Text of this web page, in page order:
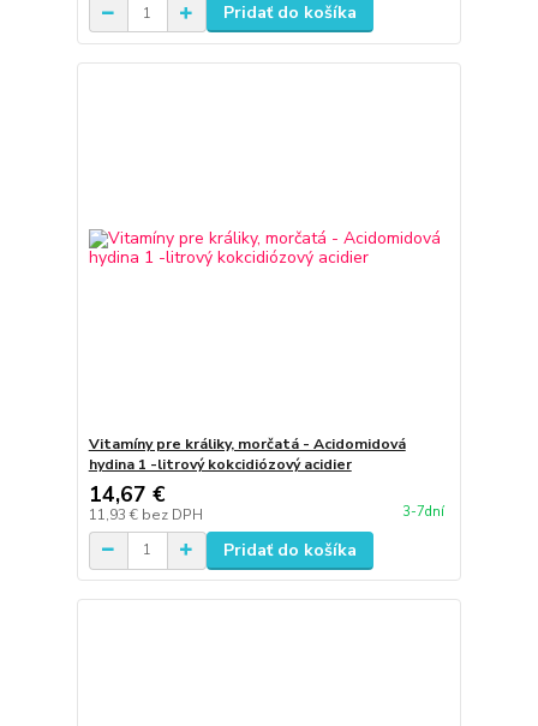
Pridať do košíka
Vitamíny pre králiky, morčatá - Acidomidová
hydina 1 -litrový kokcidiózový acidier
14,67 €
11,93 € bez DPH 3-7dní
Pridať do košíka